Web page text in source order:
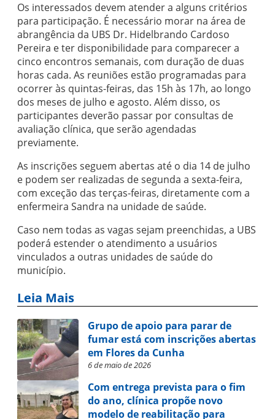
Os interessados devem atender a alguns critérios
para participação. É necessário morar na área de
abrangência da UBS Dr. Hidelbrando Cardoso
Pereira e ter disponibilidade para comparecer a
cinco encontros semanais, com duração de duas
horas cada. As reuniões estão programadas para
ocorrer às quintas-feiras, das 15h às 17h, ao longo
dos meses de julho e agosto. Além disso, os
participantes deverão passar por consultas de
avaliação clínica, que serão agendadas
previamente.
As inscrições seguem abertas até o dia 14 de julho
e podem ser realizadas de segunda a sexta-feira,
com exceção das terças-feiras, diretamente com a
enfermeira Sandra na unidade de saúde.
Caso nem todas as vagas sejam preenchidas, a UBS
poderá estender o atendimento a usuários
vinculados a outras unidades de saúde do
município.
Leia Mais
Grupo de apoio para parar de
fumar está com inscrições abertas
em Flores da Cunha
6 de maio de 2026
Com entrega prevista para o fim
do ano, clínica propõe novo
modelo de reabilitação para